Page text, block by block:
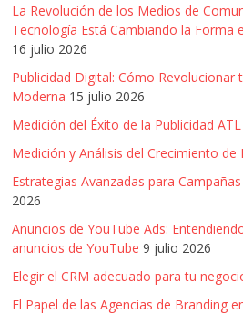
La Revolución de los Medios de
Tecnología Está Cambiando la Forma
16 julio 2026
Publicidad Digital: Cómo Revolucionar
Moderna 15 julio 2026
Medición del Éxito de la Publicidad ATL
Medición y Análisis del Crecimiento de
Estrategias Avanzadas para
2026
Anuncios de YouTube Ads:
anuncios de YouTube 9 julio 2026
Elegir el CRM adecuado para tu
El Papel de las Agencias de Branding